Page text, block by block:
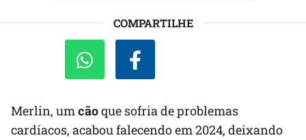
COMPARTILHE
Merlin, umcãoque sofria de problemas
cardíacos, acabou falecendo em 2024, deixando